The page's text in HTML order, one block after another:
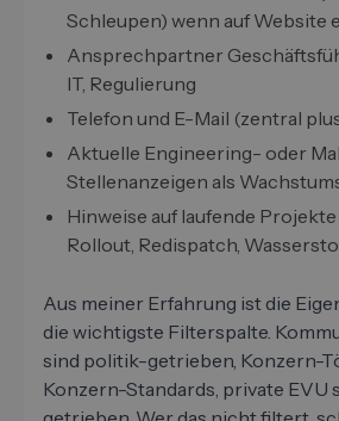
Schleupen) wenn auf Website
Ansprechpartner
IT, Regulierung
Telefon und E-Mail (zentral
Aktuelle Engineering- oder
Stellenanzeigen als
Hinweise auf laufende
Rollout, Redispatch,
Aus meiner Erfahrung ist die
die wichtigste Filterspalte.
sind politik-getrieben, Konzern-
Konzern-Standards, private EVU